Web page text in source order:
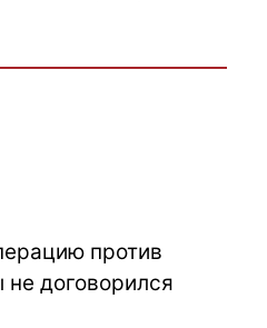
против
договорился